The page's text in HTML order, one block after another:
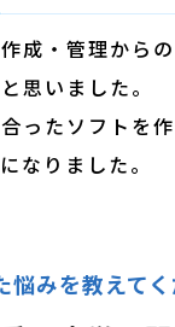
成・管理から
思いました。
ったソフトを
なりました。
悩みを教えて